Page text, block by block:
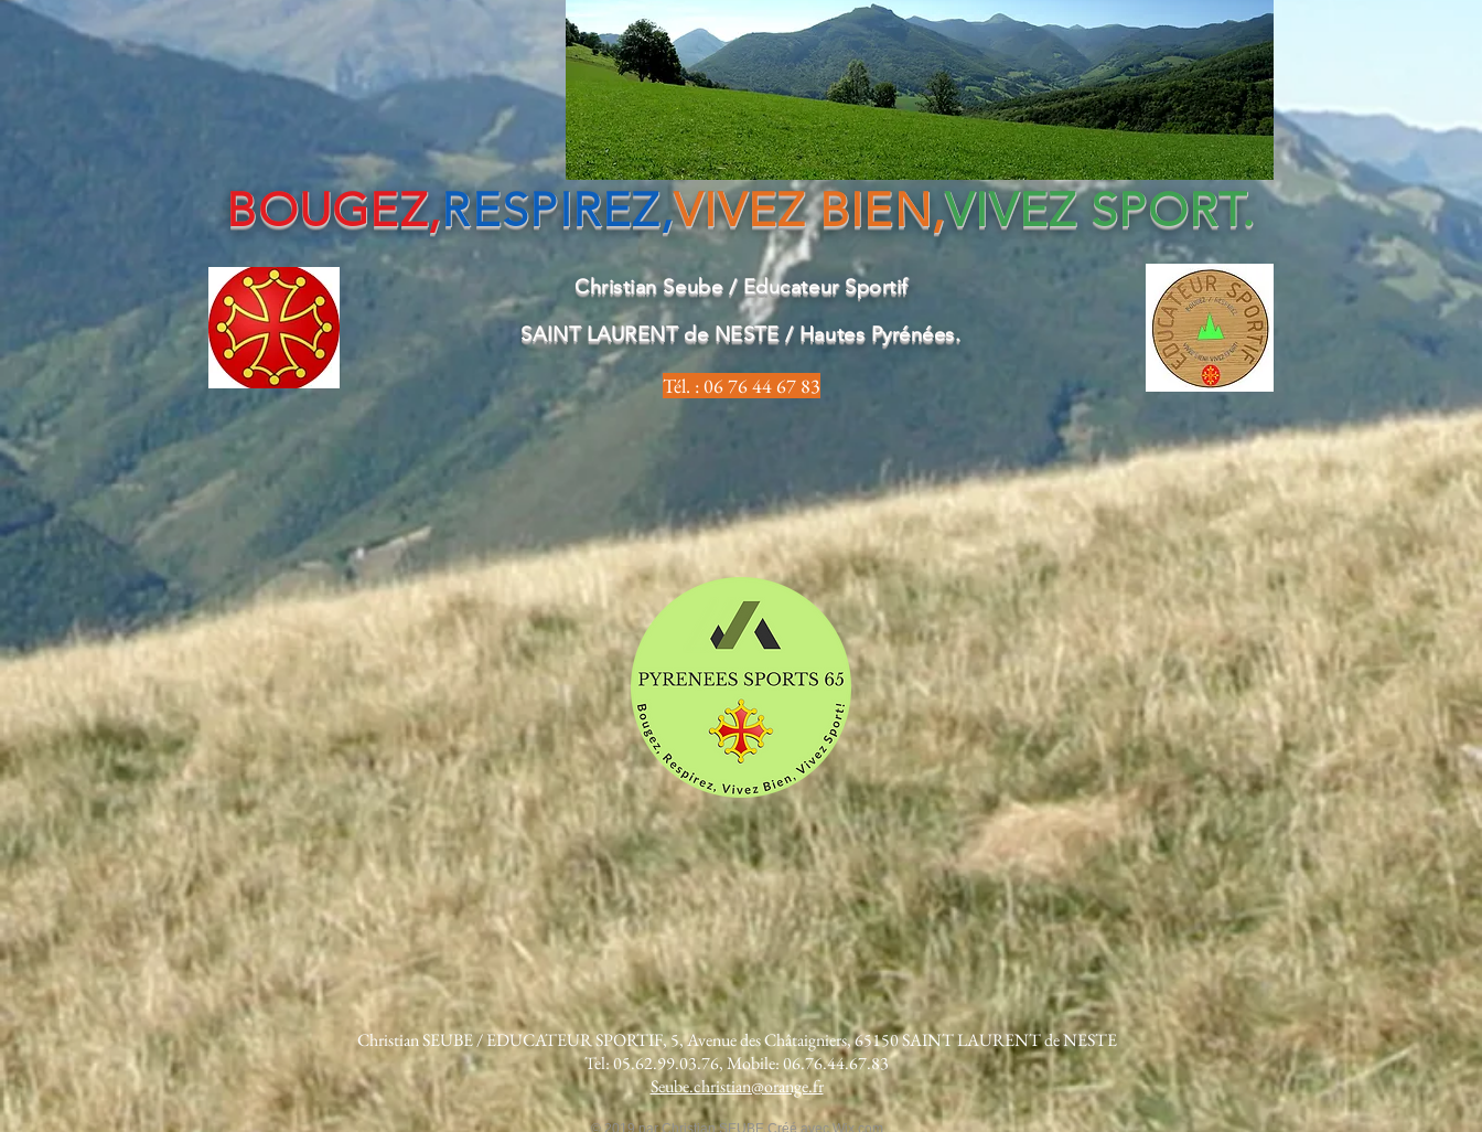
BOUGEZ,RESPIREZ,VIVEZ BIEN,VIVEZ SPORT.
Christian Seube / Educateur Sportif
SAINT LAURENT de NESTE / Hautes Pyrénées.
Tél. : 06 76 44 67 83
Christian SEUBE / EDUCATEUR SPORTIF, 5, Avenue des Châtaigniers, 65150 SAINT LAURENT de NESTE
Tel: 05.62.99.03.76, Mobile: 06.76.44.67.83
Seube.christian@orange.fr
© 2019 par Christian SEUBE Créé avec Wix.com